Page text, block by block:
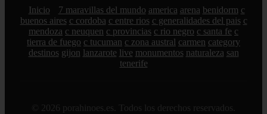
Inicio 7 maravillas del mundo america arena benidorm c
buenos aires c cordoba c entre rios c generalidades del pais c
mendoza c neuquen c provincias c rio negro c santa fe c
tierra de fuego c tucuman c zona austral carmen category
destinos gijon lanzarote live monumentos naturaleza san
tenerife
© 2026 porahinoes.es. Todos los derechos reservados.